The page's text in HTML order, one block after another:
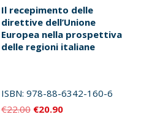
Il recepimento delle
direttive dell’Unione
Europea nella prospettiva
delle regioni italiane
ISBN: 978-88-6342-160-6
€22.00 Il
€20.90Il